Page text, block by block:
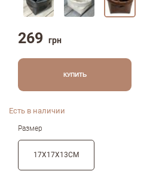
269 грн
КУПИТЬ
Есть в наличии
Размер
17Х17Х13СМ